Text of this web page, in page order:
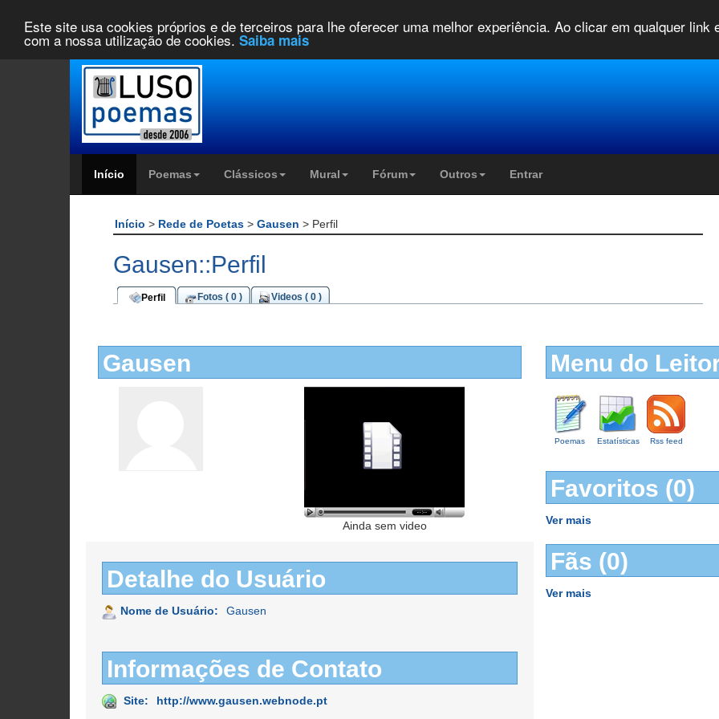
Este site usa cookies próprios e de terceiros para lhe oferecer uma melhor experiência. Ao clicar em qualquer link
com a nossa utilização de cookies. Saiba mais
Início Poemas Clássicos Mural Fórum Outros Entrar
Início > Rede de Poetas > Gausen > Perfil
Gausen::Perfil
Perfil Fotos ( 0 ) Videos ( 0 )
Gausen
Ainda sem video
Detalhe do Usuário
Nome de Usuário: Gausen
Informações de Contato
Site: http://www.gausen.webnode.pt
Menu do
Poemas Estatísticas Rss feed
Favoritos (0)
Ver mais
Fãs (0)
Ver mais